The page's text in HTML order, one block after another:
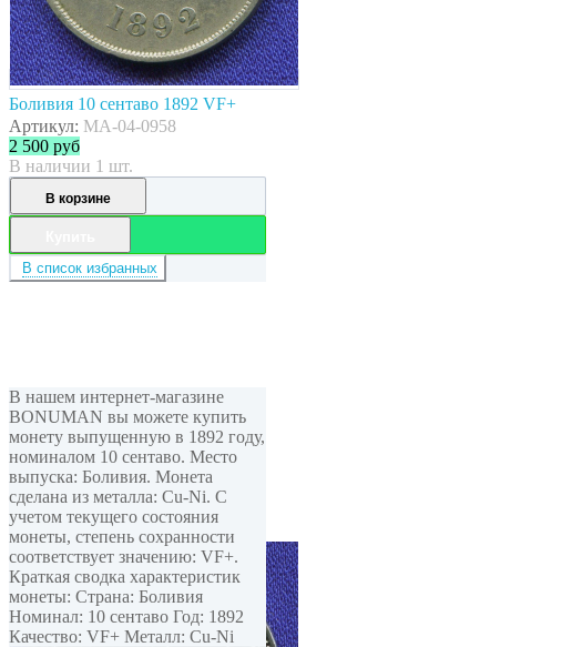
Боливия 10 сентаво 1892 VF+
Артикул: MA-04-0958
2 500 руб
В наличии 1 шт.
В корзине
В список избранных
В нашем интернет-магазине
BONUMAN вы можете купить
монету выпущенную в 1892 году,
номиналом 10 сентаво. Место
выпуска: Боливия. Монета
сделана из металла: Cu-Ni. С
учетом текущего состояния
монеты, степень сохранности
соответствует значению: VF+.
Краткая сводка характеристик
монеты: Страна: Боливия
Номинал: 10 сентаво Год: 1892
Качество: VF+ Металл: Cu-Ni